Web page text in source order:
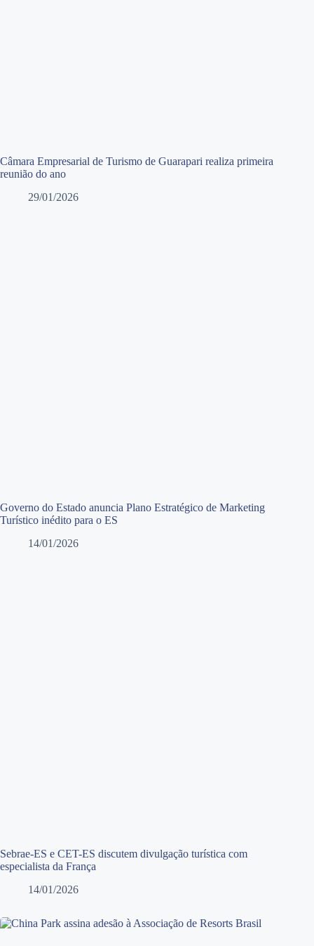
Câmara Empresarial de Turismo de Guarapari realiza primeira
reunião do ano
29/01/2026
Governo do Estado anuncia Plano Estratégico de Marketing
Turístico inédito para o ES
14/01/2026
Sebrae-ES e CET-ES discutem divulgação turística com
especialista da França
14/01/2026